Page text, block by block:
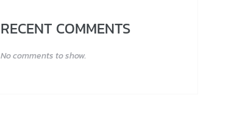
RECENT COMMENTS
No comments to show.